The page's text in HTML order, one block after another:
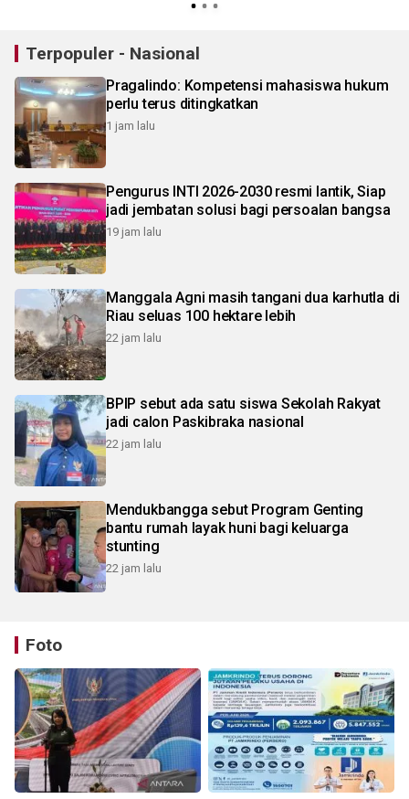
Terpopuler - Nasional
Pragalindo: Kompetensi mahasiswa hukum
perlu terus ditingkatkan
1 jam lalu
Pengurus INTI 2026-2030 resmi lantik, Siap
jadi jembatan solusi bagi persoalan bangsa
19 jam lalu
Manggala Agni masih tangani dua karhutla di
Riau seluas 100 hektare lebih
22 jam lalu
BPIP sebut ada satu siswa Sekolah Rakyat
jadi calon Paskibraka nasional
22 jam lalu
Mendukbangga sebut Program Genting
bantu rumah layak huni bagi keluarga
stunting
22 jam lalu
Foto